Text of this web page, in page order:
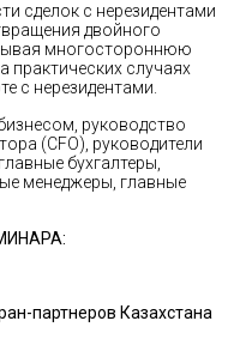
сделок с нерезидентами
двойного
многостороннюю
случаях
с нерезидентами.
руководство
(CFO), руководители
бухгалтеры,
менеджеры, главные
партнеров Казахстана